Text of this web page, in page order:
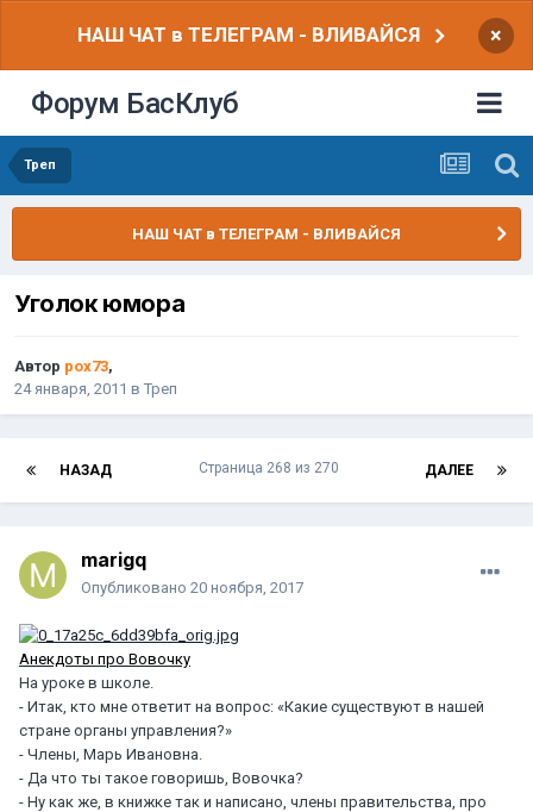
НАШ ЧАТ в ТЕЛЕГРАМ - ВЛИВАЙСЯ ×
Форум БасКлуб
Треп
НАШ ЧАТ в ТЕЛЕГРАМ - ВЛИВАЙСЯ
Уголок юмора
Автор pox73,
24 января, 2011 в Треп
НАЗАД ДАЛЕЕ
Страница 268 из 270
marigq
Опубликовано 20 ноября, 2017
Анекдоты про Вовочку
На уроке в школе.
- Итак, кто мне ответит на вопрос: «Какие существуют в нашей
стране органы управления?»
- Члены, Марь Ивановна.
- Да что ты такое говоришь, Вовочка?
- Ну как же, в книжке так и написано, члены правительства, про